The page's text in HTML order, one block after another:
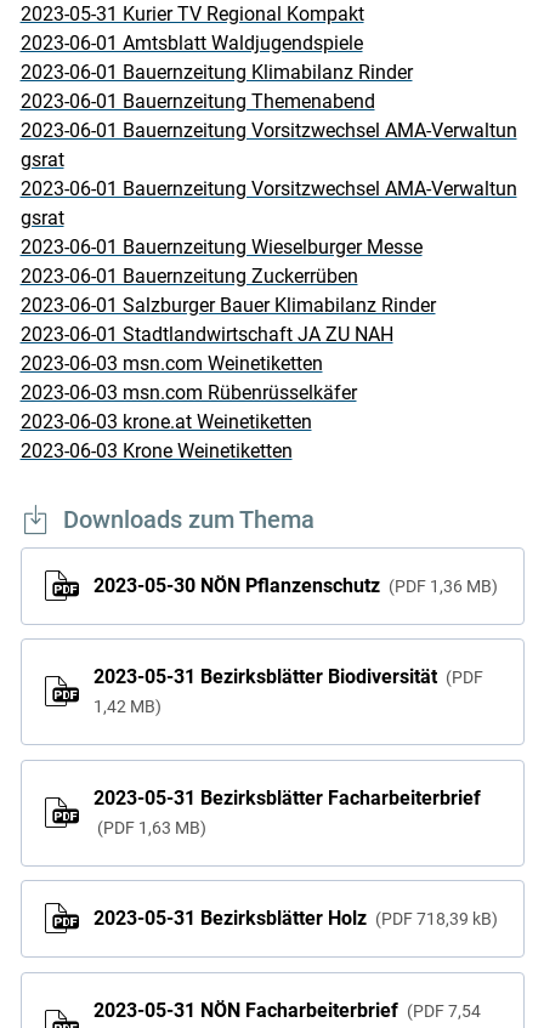
Skip to main content
2023-05-31 Kurier TV Regional Kompakt
2023-06-01 Amtsblatt Waldjugendspiele
2023-06-01 Bauernzeitung Klimabilanz Rinder
2023-06-01 Bauernzeitung Themenabend
2023-06-01 Bauernzeitung Vorsitzwechsel AMA-Verwaltun
gsrat
2023-06-01 Bauernzeitung Vorsitzwechsel AMA-Verwaltun
gsrat
2023-06-01 Bauernzeitung Wieselburger Messe
2023-06-01 Bauernzeitung Zuckerrüben
2023-06-01 Salzburger Bauer Klimabilanz Rinder
2023-06-01 Stadtlandwirtschaft JA ZU NAH
2023-06-03 msn.com Weinetiketten
2023-06-03 msn.com Rübenrüsselkäfer
2023-06-03 krone.at Weinetiketten
2023-06-03 Krone Weinetiketten
Downloads zum Thema
2023-05-30 NÖN Pflanzenschutz PDF 1,36 MB
2023-05-31 Bezirksblätter Biodiversität
PDF
1,42 MB
2023-05-31 Bezirksblätter Facharbeiterbrief
PDF 1,63 MB
2023-05-31 Bezirksblätter Holz PDF 718,39 kB
2023-05-31 NÖN Facharbeiterbrief PDF 7,54